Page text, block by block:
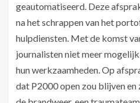
geautomatiseerd. Deze
na het schrappen van het
hulpdiensten. Met de komst
journalisten niet meer
hun werkzaamheden. Op
dat P2000 open zou blijven en